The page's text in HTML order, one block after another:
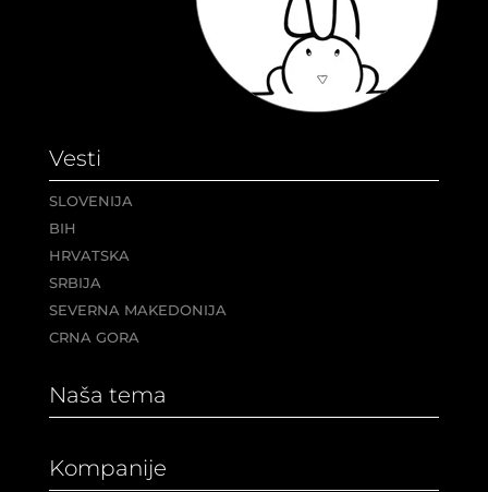
Vesti
SLOVENIJA
BIH
HRVATSKA
SRBIJA
SEVERNA MAKEDONIJA
CRNA GORA
Naša tema
Kompanije